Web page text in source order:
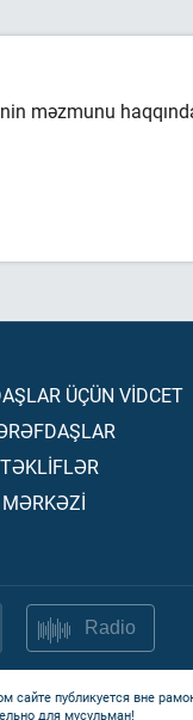
məzmunu
ÜÇÜN VİDCET
MƏRKƏZİ
Radio
сайте публикуется вне
для мусульман!